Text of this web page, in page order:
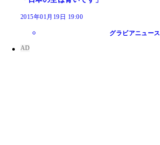
2015年01月19日 19:00
グラビアニュース